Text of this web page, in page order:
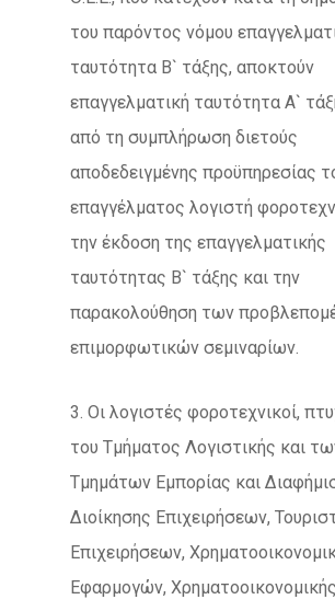
του παρόντος νόμου
ταυτότητα Β` τάξης, αποκτούν
επαγγελματική ταυτότητα Α`
από τη συμπλήρωση διετούς
αποδεδειγμένης προϋπηρεσίας
επαγγέλματος λογιστή
την έκδοση της επαγγελματικής
ταυτότητας Β` τάξης και την
παρακολούθηση των
επιμορφωτικών σεμιναρίων.
3. Οι λογιστές φοροτεχνικοί,
του Τμήματος Λογιστικής και
Τμημάτων Εμπορίας και
Διοίκησης Επιχειρήσεων,
Επιχειρήσεων,
Εφαρμογών,